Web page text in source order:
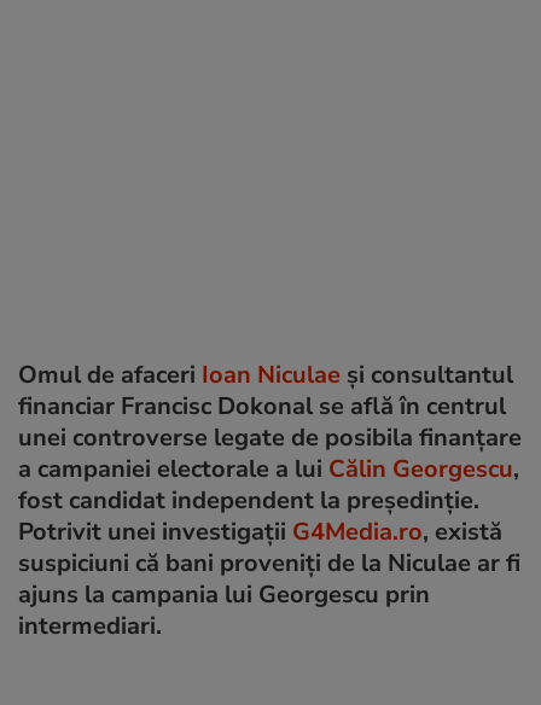
Omul de afaceri Ioan Niculae și consultantul
financiar Francisc Dokonal se află în centrul
unei controverse legate de posibila finanțare
a campaniei electorale a lui Călin Georgescu,
fost candidat independent la președinție.
Potrivit unei investigații G4Media.ro, există
suspiciuni că bani proveniți de la Niculae ar fi
ajuns la campania lui Georgescu prin
intermediari.